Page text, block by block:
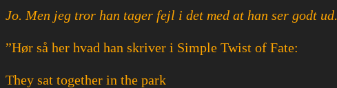
Jo. Men jeg tror han tager fejl i det med at han ser godt ud.
”Hør så her hvad han skriver i Simple Twist of Fate:
They sat together in the park